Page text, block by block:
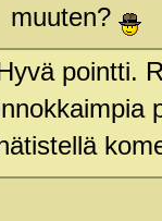
muuten?
pointti.